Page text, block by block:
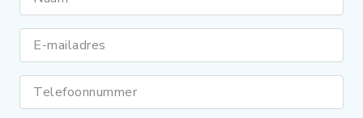
E-mailadres
Telefoonnummer